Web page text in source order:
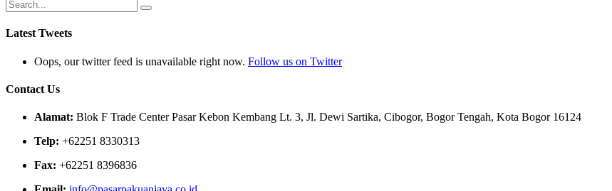
Latest Tweets
Oops, our twitter feed is unavailable right now. Follow us on Twitter
Contact Us
Alamat: Blok F Trade Center Pasar Kebon Kembang Lt. 3, Jl. Dewi Sartika, Cibogor, Bogor Tengah, Kota Bogor 16124
Telp: +62251 8330313
Fax: +62251 8396836